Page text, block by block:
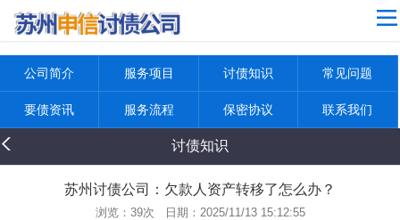
网站导航
服务项目
讨债知识
要债资讯
公司简介 服务项目 讨债知识 常见问题
要债资讯 服务流程 保密协议 联系我们
讨债知识
苏州讨债公司：欠款人资产转移了怎么办？
浏览： 39次 日期：2025/11/13 15:12:55